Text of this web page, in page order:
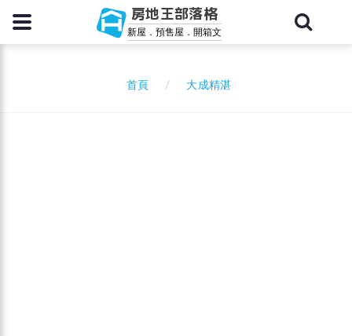
房地王部落格
新屋．預售屋．開箱文
首頁 大成精湛